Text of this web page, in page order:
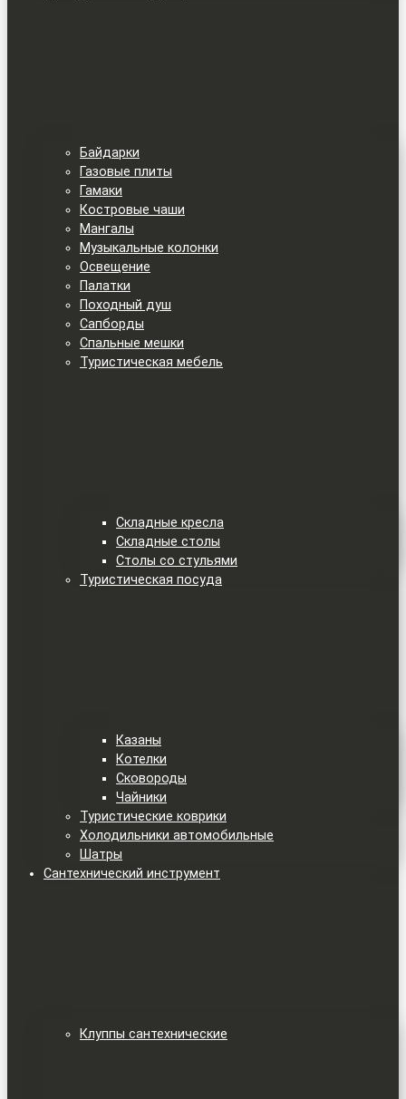
Байдарки
Газовые плиты
Гамаки
Костровые чаши
Мангалы
Музыкальные колонки
Освещение
Палатки
Походный душ
Сапборды
Спальные мешки
Туристическая мебель
Складные кресла
Складные столы
Столы со стульями
Туристическая посуда
Казаны
Котелки
Сковороды
Чайники
Туристические коврики
Холодильники автомобильные
Шатры
Сантехнический инструмент
Клуппы сантехнические